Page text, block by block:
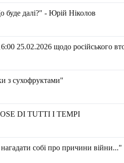
буде далі?" - Юрій Ніколов
25.02.2026 щодо російського
з сухофруктами"
DI TUTTI I TEMPI
собі про причини